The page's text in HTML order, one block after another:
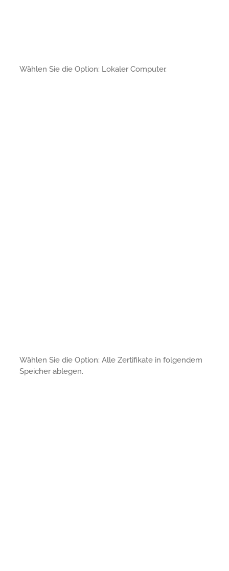
Wählen Sie die Option: Lokaler Computer.
Wählen Sie die Option: Alle Zertifikate in folgendem
Speicher ablegen.